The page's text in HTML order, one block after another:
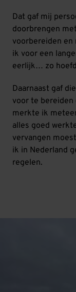
Dat gaf mij
doorbrengen
voorbereiden en
ik voor een
eerlijk… zo
Daarnaast gaf
voor te bereiden
merkte ik
alles goed
vervangen
ik in Nederland
regelen.